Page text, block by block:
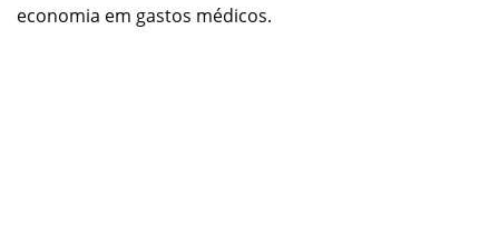
economia em gastos médicos.